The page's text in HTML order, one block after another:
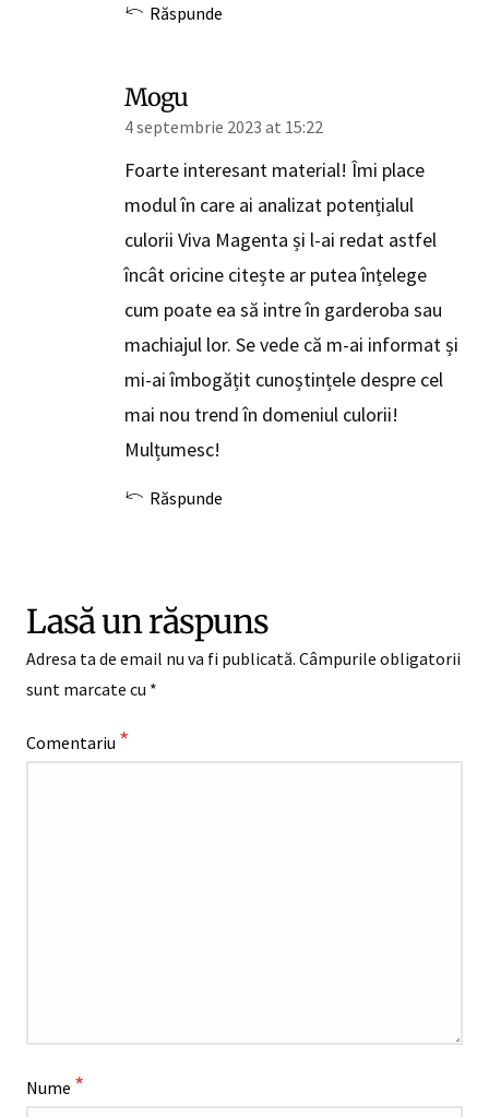
Răspunde
Mogu
4 septembrie 2023 at 15:22
Foarte interesant material! Îmi place
modul în care ai analizat potențialul
culorii Viva Magenta și l-ai redat astfel
încât oricine citește ar putea înțelege
cum poate ea să intre în garderoba sau
machiajul lor. Se vede că m-ai informat și
mi-ai îmbogățit cunoștințele despre cel
mai nou trend în domeniul culorii!
Mulțumesc!
Răspunde
Lasă un răspuns
Adresa ta de email nu va fi publicată. Câmpurile obligatorii
sunt marcate cu *
Comentariu *
Nume *